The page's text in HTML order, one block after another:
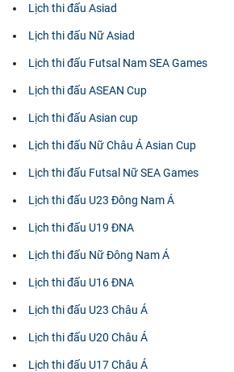
Lịch thi đấu Asiad
Lịch thi đấu Nữ Asiad
Lịch thi đấu Futsal Nam SEA Games
Lịch thi đấu ASEAN Cup
Lịch thi đấu Asian cup
Lịch thi đấu Nữ Châu Á Asian Cup
Lịch thi đấu Futsal Nữ SEA Games
Lịch thi đấu U23 Đông Nam Á
Lịch thi đấu U19 ĐNA
Lịch thi đấu Nữ Đông Nam Á
Lịch thi đấu U16 ĐNA
Lịch thi đấu U23 Châu Á
Lịch thi đấu U20 Châu Á
Lịch thi đấu U17 Châu Á